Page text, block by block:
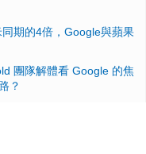
期的4倍，Google與蘋果
團隊解體看 Google 的焦
？